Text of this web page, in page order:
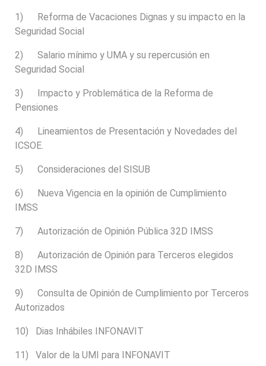
1) Reforma de Vacaciones Dignas y su impacto en la
Seguridad Social
2) Salario mínimo y UMA y su repercusión en
Seguridad Social
3) Impacto y Problemática de la Reforma de
Pensiones
4) Lineamientos de Presentación y Novedades del
ICSOE.
5) Consideraciones del SISUB
6) Nueva Vigencia en la opinión de Cumplimiento
IMSS
7) Autorización de Opinión Pública 32D IMSS
8) Autorización de Opinión para Terceros elegidos
32D IMSS
9) Consulta de Opinión de Cumplimiento por Terceros
Autorizados
10) Dias Inhábiles INFONAVIT
11) Valor de la UMI para INFONAVIT